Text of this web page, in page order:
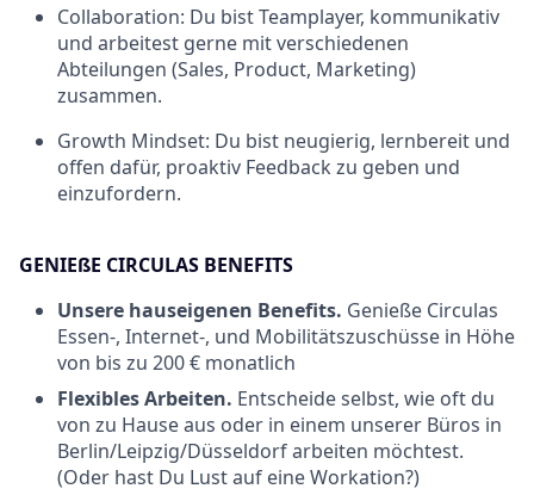
Collaboration: Du bist Teamplayer, kommunikativ
und arbeitest gerne mit verschiedenen
Abteilungen (Sales, Product, Marketing)
zusammen.
Growth Mindset: Du bist neugierig, lernbereit und
offen dafür, proaktiv Feedback zu geben und
einzufordern.
GENIEßE CIRCULAS BENEFITS
Unsere hauseigenen Benefits. Genieße Circulas
Essen-, Internet-, und Mobilitätszuschüsse in Höhe
von bis zu 200 € monatlich
Flexibles Arbeiten. Entscheide selbst, wie oft du
von zu Hause aus oder in einem unserer Büros in
Berlin/Leipzig/Düsseldorf arbeiten möchtest.
(Oder hast Du Lust auf eine Workation?)